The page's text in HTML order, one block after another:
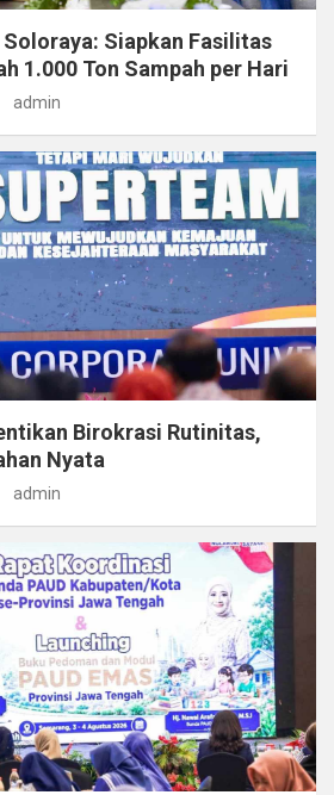
Siapkan Fasilitas
1.000 Ton Sampah per Hari
admin
Birokrasi Rutinitas,
Nyata
admin